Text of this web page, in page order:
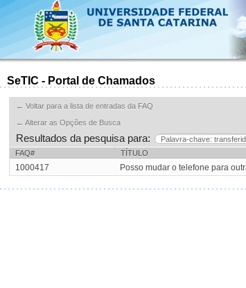
SeTIC - Portal de Chamados
← Voltar para a lista de entradas da FAQ
← Alterar as Opções de Busca
Resultados da pesquisa para:
Palavra-chave:
FAQ#
TÍTULO
1000417 Posso mudar o telefone para